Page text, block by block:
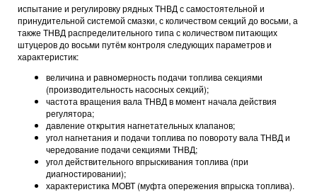
испытание и регулировку рядных ТНВД с самостоятельной и
принудительной системой смазки, с количеством секций до восьми, а
также ТНВД распределительного типа с количеством питающих
штуцеров до восьми путём контроля следующих параметров и
характеристик:
величина и равномерность подачи топлива секциями
(производительность насосных секций);
частота вращения вала ТНВД в момент начала действия
регулятора;
давление открытия нагнетательных клапанов;
угол нагнетания и подачи топлива по повороту вала ТНВД и
чередование подачи секциями ТНВД;
угол действительного впрыскивания топлива (при
диагностировании);
характеристика МОВТ (муфта опережения впрыска топлива).